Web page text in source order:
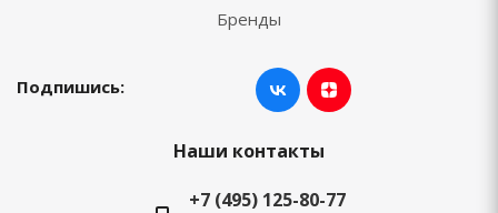
Бренды
Подпишись:
Наши контакты
+7 (495) 125-80-77